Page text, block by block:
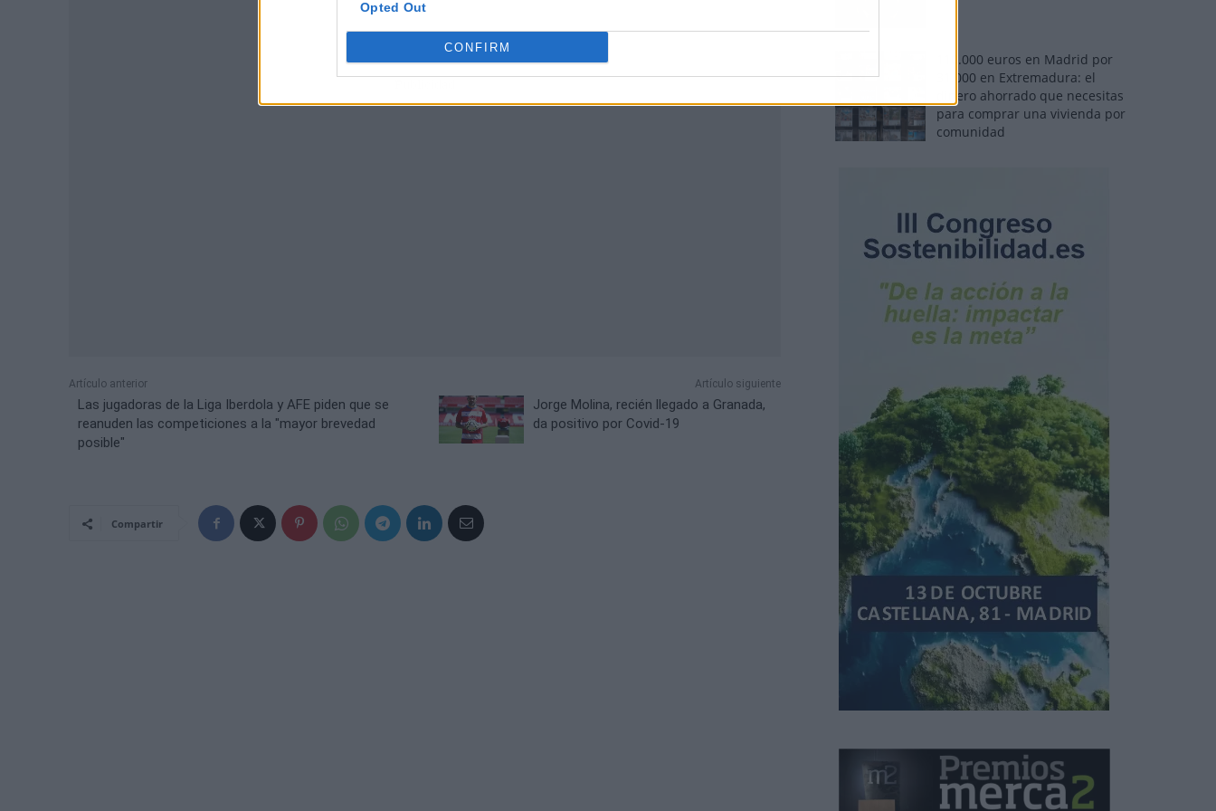
Opted Out
CONFIRM
Artículo anterior
Las jugadoras de la Liga Iberdola y AFE piden que se
reanuden las competiciones a la "mayor brevedad
posible"
Artículo siguiente
Jorge Molina, recién llegado a Granada,
da positivo por Covid-19
Compartir
110.000 euros en Madrid por
31.000 en Extremadura: el
dinero ahorrado que necesitas
para comprar una vivienda por
comunidad